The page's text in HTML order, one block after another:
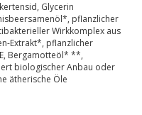
Glycerin
pflanzlicher
Wirkkomplex aus
Extrakt*, pflanzlicher
Bergamotteöl* **,
biologischer Anbau oder
ätherische Öle